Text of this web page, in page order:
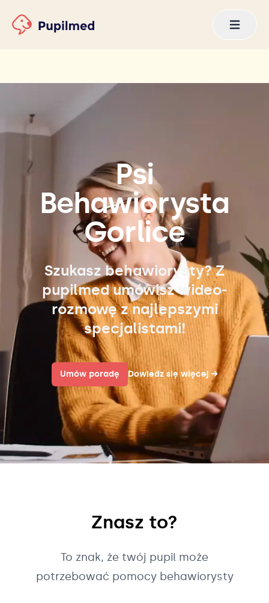
Psi
Behawiorysta
Gorlice
Szukasz behawiorysty? Z
pupilmed umówisz wideo-
rozmowę z najlepszymi
specjalistami!
Umów poradę Dowiedz się więcej →
Znasz to?
To znak, że twój pupil może
potrzebować pomocy behawiorysty